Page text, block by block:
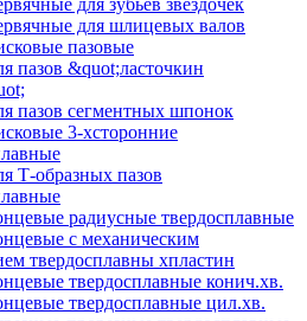
для зубьев звездочек
для шлицевых валов
пазовые
пазов &quot;ласточкин
пазов сегментных шпонок
3-хсторонние
Т-образных пазов
радиусные твердосплавные
с механическим
твердосплавны хпластин
твердосплавные конич.хв.
твердосплавные цил.хв.